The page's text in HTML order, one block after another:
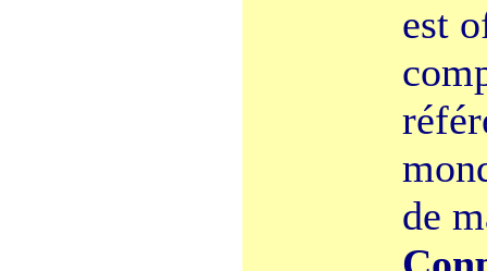
est
de